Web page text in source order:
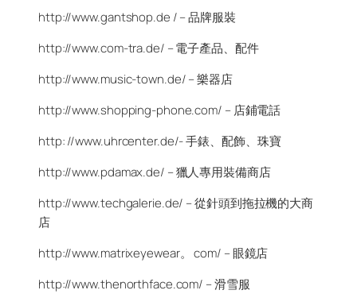
http://www.gantshop.de / – 品牌服裝
http://www.com-tra.de/ – 電子產品、配件
http://www.music-town.de/ – 樂器店
http://www.shopping-phone.com/ – 店鋪電話
http: //www.uhrcenter.de/- 手錶、配飾、珠寶
http://www.pdamax.de/ – 獵人專用裝備商店
http://www.techgalerie.de/ – 從針頭到拖拉機的大商
店
http://www.matrixeyewear。 com/ – 眼鏡店
http://www.thenorthface.com/ – 滑雪服